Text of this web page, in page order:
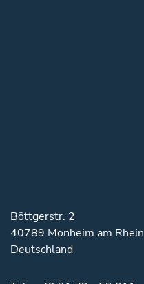
Böttgerstr. 2
40789 Monheim am Rhein
Deutschland